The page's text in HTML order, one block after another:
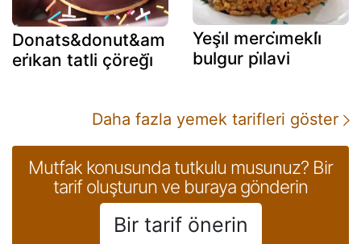
Donats&donut&am
eri̇kan tatli çöreği̇
Yeşi̇l merci̇mekli̇
bulgur pi̇lavi
Daha fazla yemek tarifleri göster
Mutfak konusunda tutkulu musunuz? Bir
tarif oluşturun ve buraya gönderin
Bir tarif önerin